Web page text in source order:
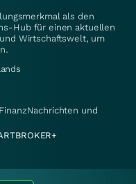
als den
Hub für einen aktuellen
Wirtschaftswelt, um
und